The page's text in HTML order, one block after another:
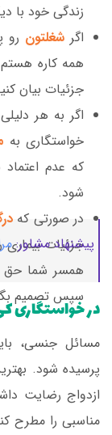
زندگی خود با
اگر شغلتون رو
همه کاره
جزئیات بیان
اگر به هر
خواستگاری به
که عدم
شود.
در صورتی که
جزئیات بیماری
همسر شما حق
سپس تصمیم
پیشنهاد مشاور:
در خواستگاری
مسائل جنسی،
پرسیده شود.
ازدواج رضایت
مناسبی را مطرح